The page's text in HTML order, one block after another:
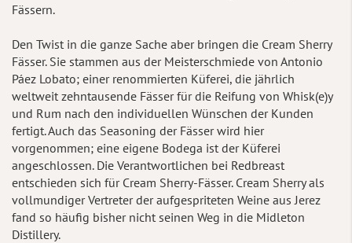
Fässern.
Den Twist in die ganze Sache aber bringen die Cream Sherry
Fässer. Sie stammen aus der Meisterschmiede von Antonio
Páez Lobato; einer renommierten Küferei, die jährlich
weltweit zehntausende Fässer für die Reifung von Whisk(e)y
und Rum nach den individuellen Wünschen der Kunden
fertigt. Auch das Seasoning der Fässer wird hier
vorgenommen; eine eigene Bodega ist der Küferei
angeschlossen. Die Verantwortlichen bei Redbreast
entschieden sich für Cream Sherry-Fässer. Cream Sherry als
vollmundiger Vertreter der aufgespriteten Weine aus Jerez
fand so häufig bisher nicht seinen Weg in die Midleton
Distillery.